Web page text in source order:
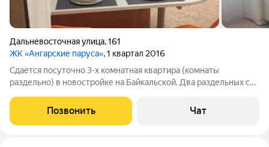
Дальневосточная улица,161
ЖК «Ангарские паруса», 1 квартал 2016
Сдается посуточно 3-х комнатная квартира (комнаты
раздельно) в новостройке на Байкальской. Два раздельных сан
доступности, магазины, кафе, бары, рестораны. Сбербанк,
фитнес клуб,
Позвонить Чат